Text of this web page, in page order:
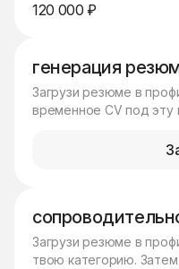
генерация
Загрузи резюме в
временное CV под эту
Загрузи резюме в
твою категорию.
120 000 ₽